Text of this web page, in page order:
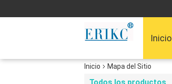
Inicio
Inicio Mapa del Sitio